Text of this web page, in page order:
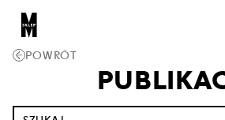
POWRÓT